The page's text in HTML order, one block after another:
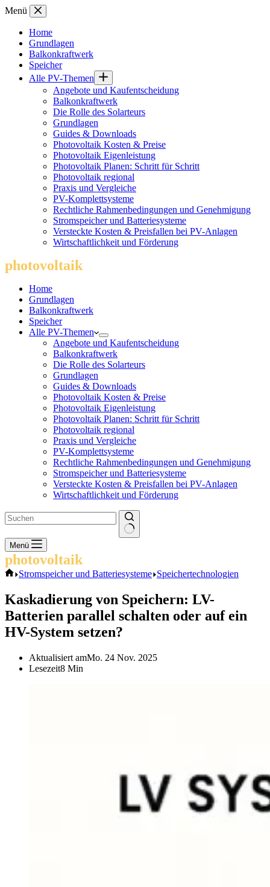
Zum
springen
Menü
Home
Grundlagen
Balkonkraftwerk
Speicher
Alle PV-Themen
Angebote und Kaufentscheidung
Balkonkraftwerk
Die Rolle des Solarteurs
Grundlagen
Guides & Downloads
Photovoltaik Kosten & Preise
Photovoltaik Eigenleistung
Photovoltaik Planen: Schritt für Schritt
Photovoltaik regional
Praxis und Vergleiche
PV-Komplettsysteme
Rechtliche Rahmenbedingungen und Genehmigung
Stromspeicher und Batteriesysteme
Versteckte Kosten & Preisfallen bei PV-Anlagen
Wirtschaftlichkeit und Förderung
photovoltaik
Home
Grundlagen
Balkonkraftwerk
Speicher
Alle PV-Themen
Angebote und Kaufentscheidung
Balkonkraftwerk
Die Rolle des Solarteurs
Grundlagen
Guides & Downloads
Photovoltaik Kosten & Preise
Photovoltaik Eigenleistung
Photovoltaik Planen: Schritt für Schritt
Photovoltaik regional
Praxis und Vergleiche
PV-Komplettsysteme
Rechtliche Rahmenbedingungen und Genehmigung
Stromspeicher und Batteriesysteme
Versteckte Kosten & Preisfallen bei PV-Anlagen
Wirtschaftlichkeit und Förderung
Keine
Ergebnisse
Menü
photovoltaik
Start
Stromspeicher und Batteriesysteme Speichertechnologien
Kaskadierung von Speichern: LV-
Batterien parallel schalten oder auf ein
HV-System setzen?
Aktualisiert amMo. 24 Nov. 2025
Lesezeit8 Min